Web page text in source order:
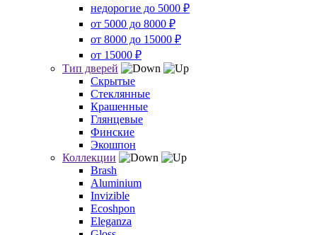
недорогие до 5000 ₽
от 5000 до 8000 ₽
от 8000 до 15000 ₽
от 15000 ₽
Тип дверей
Скрытые
Стеклянные
Крашенные
Глянцевые
Финские
Экошпон
Коллекции
Brash
Aluminium
Invizible
Ecoshpon
Eleganza